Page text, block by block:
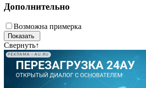
Дополнительно
Возможна примерка
Свернуть↑
РЕКЛАМА • AU.RU